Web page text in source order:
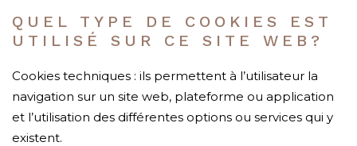
QUEL TYPE DE COOKIES EST
UTILISÉ SUR CE SITE WEB?
Cookies techniques : ils permettent à l’utilisateur la
navigation sur un site web, plateforme ou application
et l’utilisation des différentes options ou services qui y
existent.